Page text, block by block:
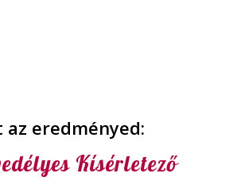
az eredményed:
Kísérletező